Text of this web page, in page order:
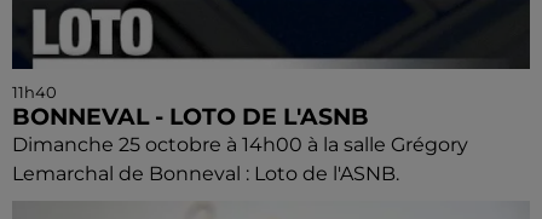
11h40
BONNEVAL - LOTO DE L'ASNB
Dimanche 25 octobre à 14h00 à la salle Grégory
Lemarchal de Bonneval : Loto de l'ASNB.